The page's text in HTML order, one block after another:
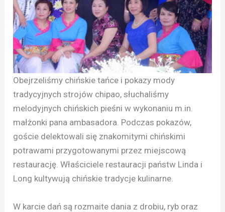
Obejrzeliśmy chińskie tańce i pokazy mody
tradycyjnych strojów chipao, słuchaliśmy
melodyjnych chińskich pieśni w wykonaniu m.in.
małżonki pana ambasadora. Podczas pokazów,
goście delektowali się znakomitymi chińskimi
potrawami przygotowanymi przez miejscową
restaurację. Właściciele restauracji państw Linda i
Long kultywują chińskie tradycje kulinarne.
W karcie dań są rozmaite dania z drobiu, ryb oraz